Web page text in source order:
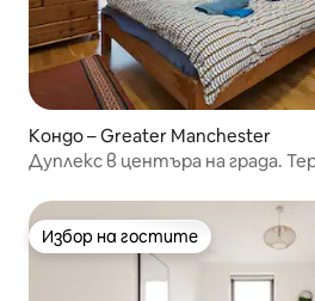
Кондо – Greater Manchester
Дуплекс в центъра на града.
Избор на гостите
Избор на гостите